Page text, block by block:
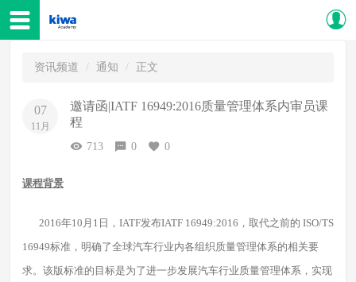
资讯频道 通知 正文
07
11月
邀请函|IATF 16949:2016质量管理体系内审员课
程
713 0 0
课程背景
2016年10月1日，IATF发布IATF 16949:2016，取代之前的 ISO/TS
16949标准，明确了全球汽车行业内各组织质量管理体系的相关要
求。该版标准的目标是为了进一步发展汽车行业质量管理体系，实现